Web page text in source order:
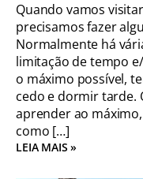
Quando vamos
precisamos fazer
Normalmente há
limitação de tempo
o máximo possível,
cedo e dormir tarde.
aprender ao
como […]
LEIA MAIS »